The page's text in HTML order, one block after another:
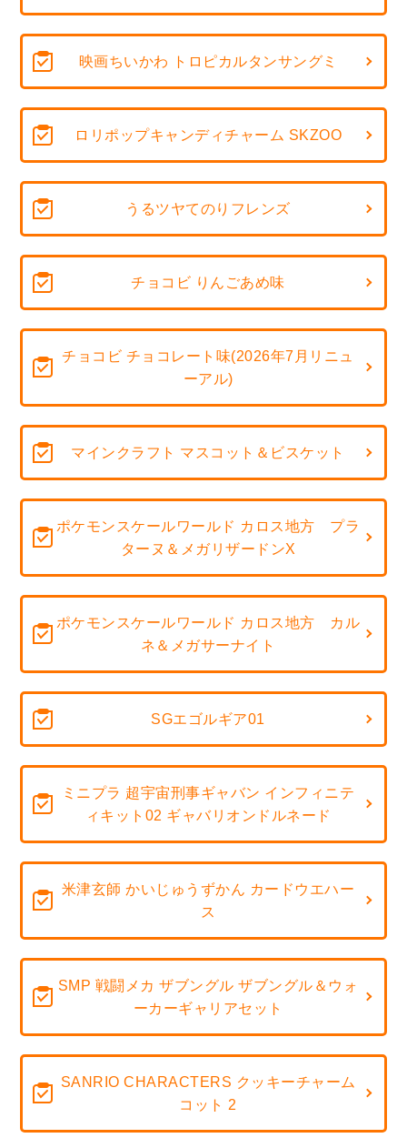
映画ちいかわ トロピカルタンサングミ
ロリポップキャンディチャーム SKZOO
うるツヤてのりフレンズ
チョコビ りんごあめ味
チョコビ チョコレート味(2026年7月リニュ
ーアル)
マインクラフト マスコット＆ビスケット
ポケモンスケールワールド カロス地方 プラ
ターヌ＆メガリザードンX
ポケモンスケールワールド カロス地方 カル
ネ＆メガサーナイト
SGエゴルギア01
ミニプラ 超宇宙刑事ギャバン インフィニテ
ィキット02 ギャバリオンドルネード
米津玄師 かいじゅうずかん カードウエハー
ス
SMP 戦闘メカ ザブングル ザブングル＆ウォ
ーカーギャリアセット
SANRIO CHARACTERS クッキーチャーム
コット 2